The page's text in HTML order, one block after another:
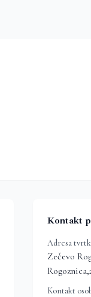
Kontakt
Adresa
Zečevo
Rogoznica,
Kontakt